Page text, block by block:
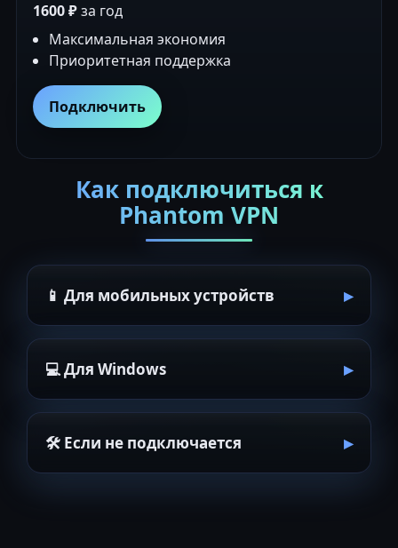
1600 ₽за год
Максимальная экономия
Приоритетная поддержка
Подключить
Как подключиться к
Phantom VPN
📱 Для мобильных устройств
💻 Для Windows
🛠 Если не подключается